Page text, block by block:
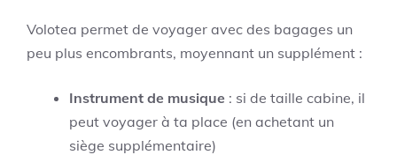
Volotea permet de voyager avec des bagages un
peu plus encombrants, moyennant un supplément :
Instrument de musique : si de taille cabine, il
peut voyager à ta place (en achetant un
siège supplémentaire)